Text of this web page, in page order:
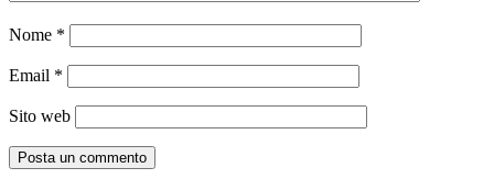
Nome *
Email *
Sito web